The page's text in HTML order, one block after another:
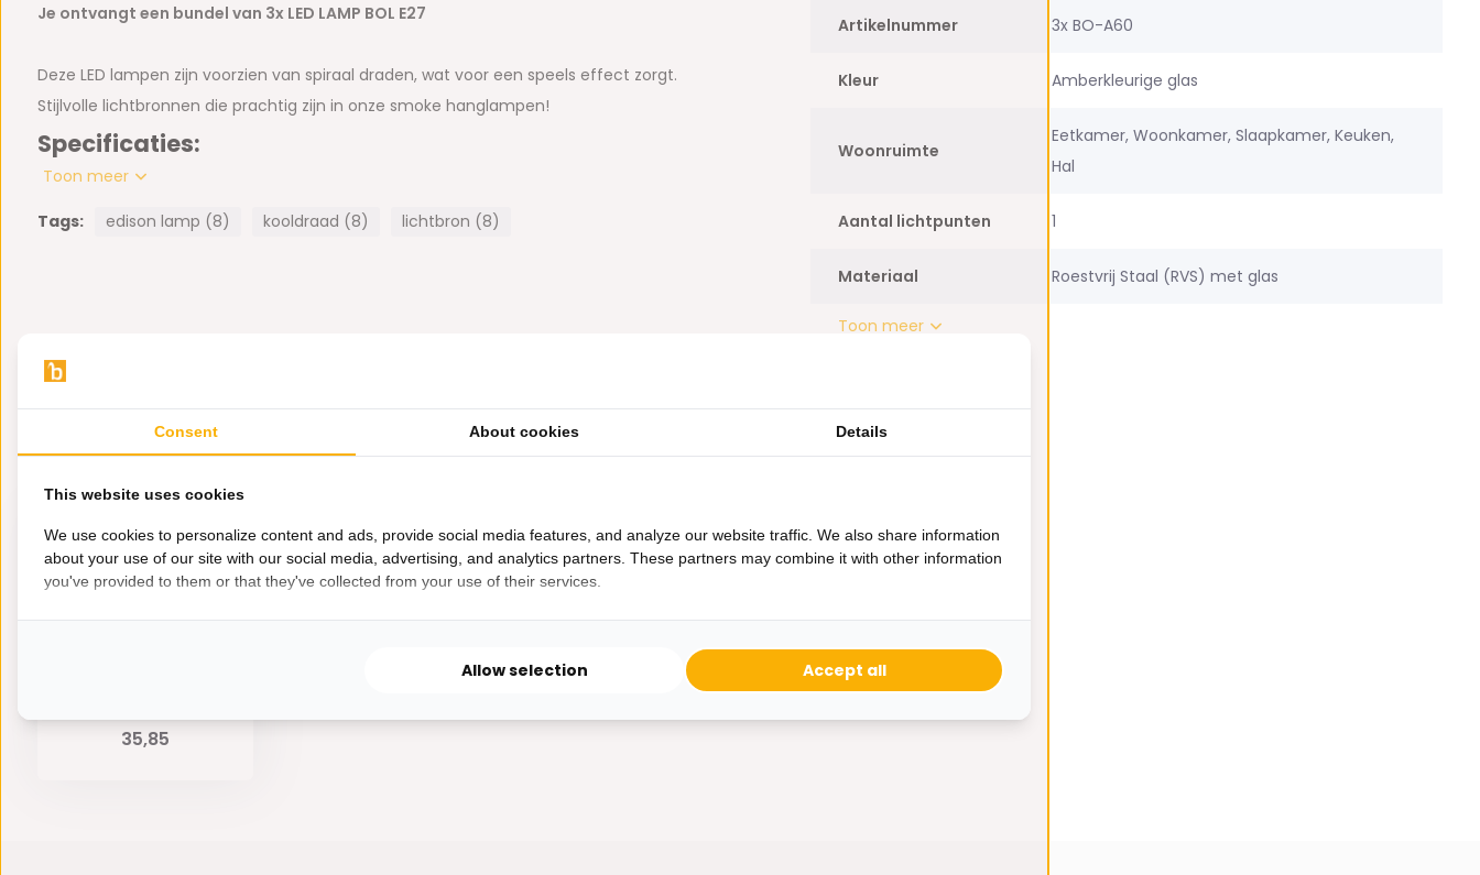
Je ontvangt een bundel van 3x LED LAMP BOL E27
Deze LED lampen zijn voorzien van spiraal draden, wat voor een speels effect zorgt.
Stijlvolle lichtbronnen die prachtig zijn in onze smoke hanglampen!
Specificaties:
E27 Fitting
Warm licht
240 Lumen
Toon meer
Tags: edison lamp (8) kooldraad (8) lichtbron (8)
Artikelnummer 3x BO-A60
Kleur Amberkleurige glas
Woonruimte
Eetkamer, Woonkamer, Slaapkamer, Keuken,
Hal
Aantal lichtpunten 1
Materiaal Roestvrij Staal (RVS) met glas
Toon meer
Eerder bekeken door jou
35,85
Consent About cookies Details
This website uses cookies
We use cookies to personalize content and ads, provide social media features, and analyze our website traffic. We also share information
about your use of our site with our social media, advertising, and analytics partners. These partners may combine it with other information
you've provided to them or that they've collected from your use of their services.
Allow selection Accept all